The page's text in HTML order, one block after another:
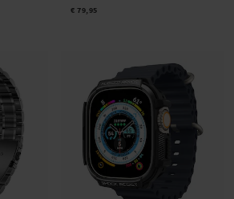
€ 79,95